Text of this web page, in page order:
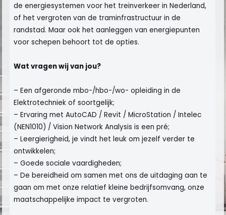
de energiesystemen voor het treinverkeer in Nederland,
of het vergroten van de traminfrastructuur in de
randstad. Maar ook het aanleggen van energiepunten
voor schepen behoort tot de opties.
Wat vragen wij van jou?
– Een afgeronde mbo-/hbo-/wo- opleiding in de
Elektrotechniek of soortgelijk;
– Ervaring met AutoCAD / Revit / MicroStation / Intelec
(NEN1010) / Vision Network Analysis is een pré;
– Leergierigheid, je vindt het leuk om jezelf verder te
ontwikkelen;
– Goede sociale vaardigheden;
– De bereidheid om samen met ons de uitdaging aan te
gaan om met onze relatief kleine bedrijfsomvang, onze
maatschappelijke impact te vergroten.